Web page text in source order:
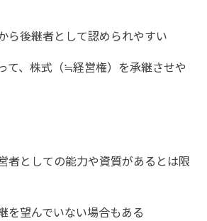
ら後継者として認められやすい
て、株式（≒経営権）を承継させや
者としての能力や資質があるとは限
を望んでいない場合もある